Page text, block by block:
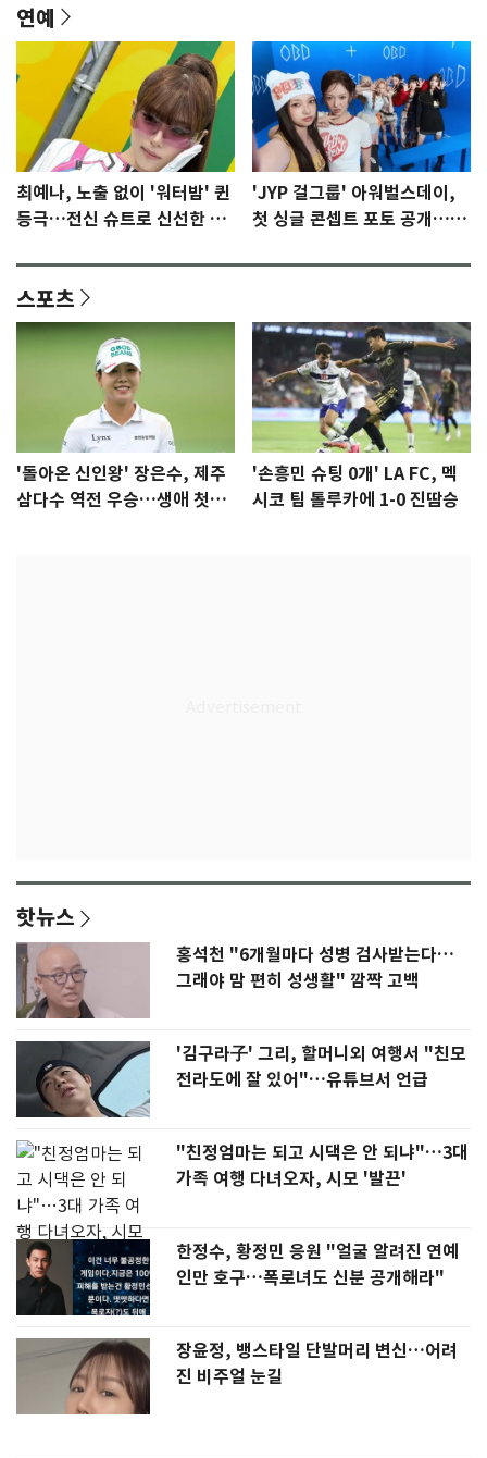
연예
최예나, 노출 없이 '워터밤' 퀸
등극…전신 슈트로 신선한 충
'JYP 걸그룹' 아워벌스데이,
첫 싱글 콘셉트 포토 공개…청
스포츠
'돌아온 신인왕' 장은수, 제주
삼다수 역전 우승…생애 첫승
'손흥민 슈팅 0개' LA FC, 멕
시코 팀 톨루카에 1-0 진땀승
핫뉴스
홍석천 "6개월마다 성병 검사받는다…
그래야 맘 편히 성생활" 깜짝 고백
'김구라子' 그리, 할머니외 여행서 "친모
전라도에 잘 있어"…유튜브서 언급
"친정엄마는 되고 시댁은 안 되냐"…3대
가족 여행 다녀오자, 시모 '발끈'
한정수, 황정민 응원 "얼굴 알려진 연예
인만 호구…폭로녀도 신분 공개해라"
장윤정, 뱅스타일 단발머리 변신…어려
진 비주얼 눈길